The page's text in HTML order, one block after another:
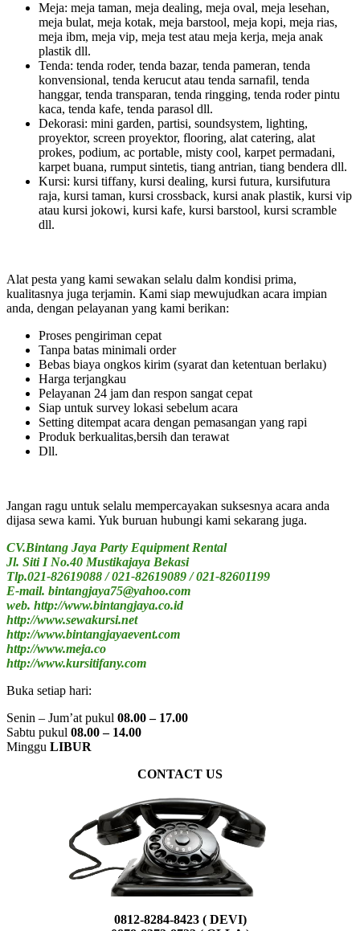
Meja: meja taman, meja dealing, meja oval, meja lesehan,
meja bulat, meja kotak, meja barstool, meja kopi, meja rias,
meja ibm, meja vip, meja test atau meja kerja, meja anak
plastik dll.
Tenda: tenda roder, tenda bazar, tenda pameran, tenda
konvensional, tenda kerucut atau tenda sarnafil, tenda
hanggar, tenda transparan, tenda ringging, tenda roder pintu
kaca, tenda kafe, tenda parasol dll.
Dekorasi: mini garden, partisi, soundsystem, lighting,
proyektor, screen proyektor, flooring, alat catering, alat
prokes, podium, ac portable, misty cool, karpet permadani,
karpet buana, rumput sintetis, tiang antrian, tiang bendera dll.
Kursi: kursi tiffany, kursi dealing, kursi futura, kursifutura
raja, kursi taman, kursi crossback, kursi anak plastik, kursi vip
atau kursi jokowi, kursi kafe, kursi barstool, kursi scramble
dll.
Alat pesta yang kami sewakan selalu dalm kondisi prima,
kualitasnya juga terjamin. Kami siap mewujudkan acara impian
anda, dengan pelayanan yang kami berikan:
Proses pengiriman cepat
Tanpa batas minimali order
Bebas biaya ongkos kirim (syarat dan ketentuan berlaku)
Harga terjangkau
Pelayanan 24 jam dan respon sangat cepat
Siap untuk survey lokasi sebelum acara
Setting ditempat acara dengan pemasangan yang rapi
Produk berkualitas,bersih dan terawat
Dll.
Jangan ragu untuk selalu mempercayakan suksesnya acara anda
dijasa sewa kami. Yuk buruan hubungi kami sekarang juga.
CV.Bintang Jaya Party Equipment Rental
Jl. Siti I No.40 Mustikajaya Bekasi
Tlp.021-82619088 / 021-82619089 / 021-82601199
E-mail. bintangjaya75@yahoo.com
web. http://www.bintangjaya.co.id
http://www.sewakursi.net
http://www.bintangjayaevent.com
http://www.meja.co
http://www.kursitifany.com
Buka setiap hari:
Senin – Jum’at pukul 08.00 – 17.00
Sabtu pukul 08.00 – 14.00
Minggu LIBUR
CONTACT US
0812-8284-8423 ( DEVI)